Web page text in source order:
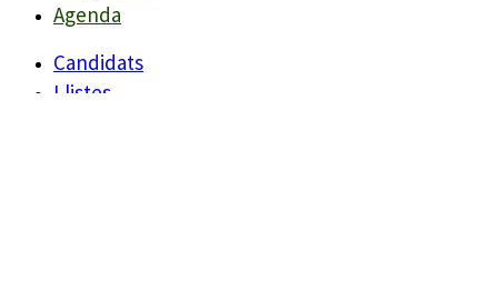
Agenda
Candidats
Llistes